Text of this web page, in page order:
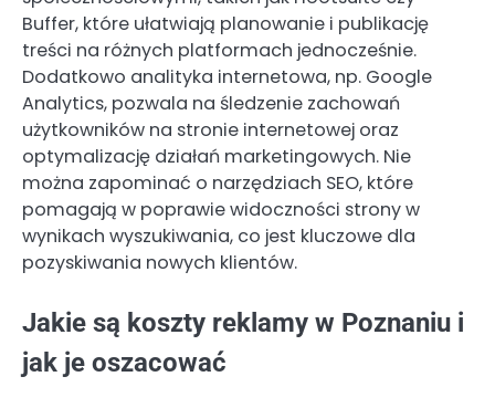
Buffer, które ułatwiają planowanie i publikację
treści na różnych platformach jednocześnie.
Dodatkowo analityka internetowa, np. Google
Analytics, pozwala na śledzenie zachowań
użytkowników na stronie internetowej oraz
optymalizację działań marketingowych. Nie
można zapominać o narzędziach SEO, które
pomagają w poprawie widoczności strony w
wynikach wyszukiwania, co jest kluczowe dla
pozyskiwania nowych klientów.
Jakie są koszty reklamy w Poznaniu i
jak je oszacować